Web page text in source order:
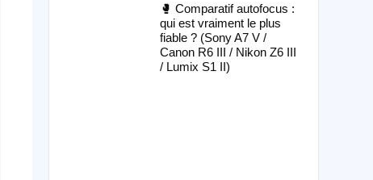
🥊 Comparatif autofocus :
qui est vraiment le plus
fiable ? (Sony A7 V /
Canon R6 III / Nikon Z6 III
/ Lumix S1 II)